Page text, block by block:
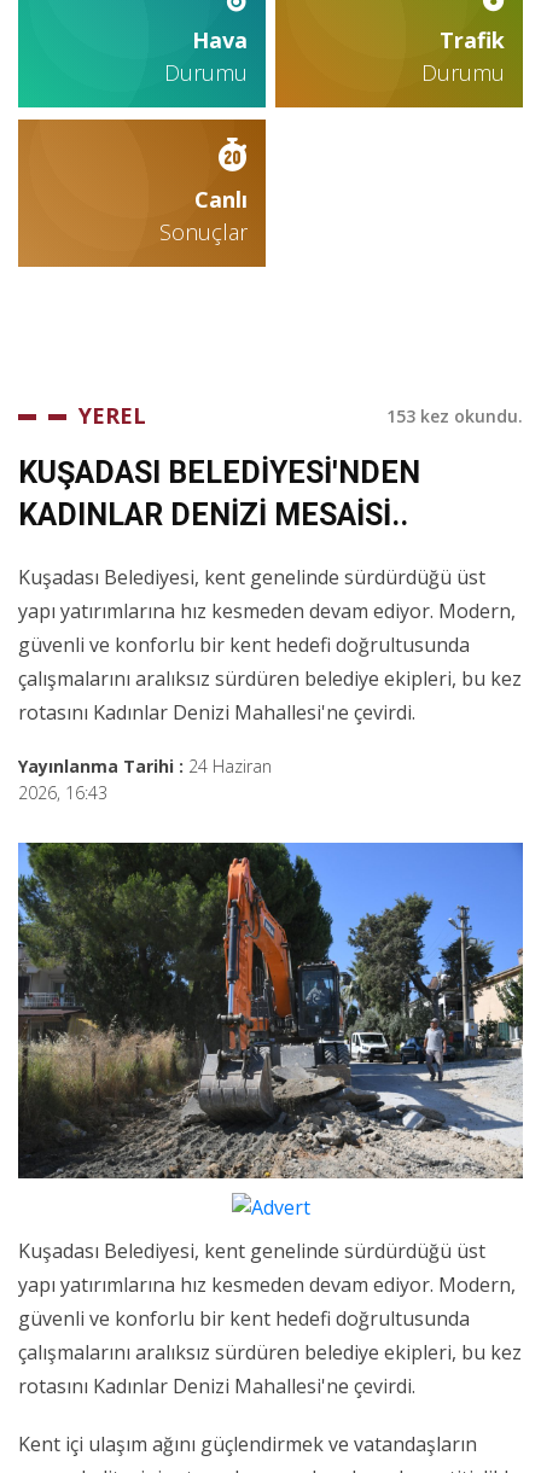
Hava
Durumu
Trafik
Durumu
Canlı
Sonuçlar
YEREL 153 kez okundu.
KUŞADASI BELEDİYESİ'NDEN
KADINLAR DENİZİ MESAİSİ..
Kuşadası Belediyesi, kent genelinde sürdürdüğü üst
yapı yatırımlarına hız kesmeden devam ediyor. Modern,
güvenli ve konforlu bir kent hedefi doğrultusunda
çalışmalarını aralıksız sürdüren belediye ekipleri, bu kez
rotasını Kadınlar Denizi Mahallesi'ne çevirdi.
Yayınlanma Tarihi : 24 Haziran
2026, 16:43
Kuşadası Belediyesi, kent genelinde sürdürdüğü üst
yapı yatırımlarına hız kesmeden devam ediyor. Modern,
güvenli ve konforlu bir kent hedefi doğrultusunda
çalışmalarını aralıksız sürdüren belediye ekipleri, bu kez
rotasını Kadınlar Denizi Mahallesi'ne çevirdi.
Kent içi ulaşım ağını güçlendirmek ve vatandaşların